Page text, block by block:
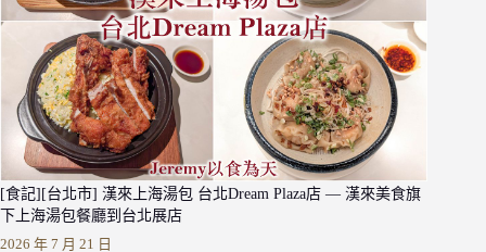
[食記][台北市] 漢來上海湯包 台北Dream Plaza店 — 漢來美食旗
下上海湯包餐廳到台北展店
2026 年 7 月 21 日